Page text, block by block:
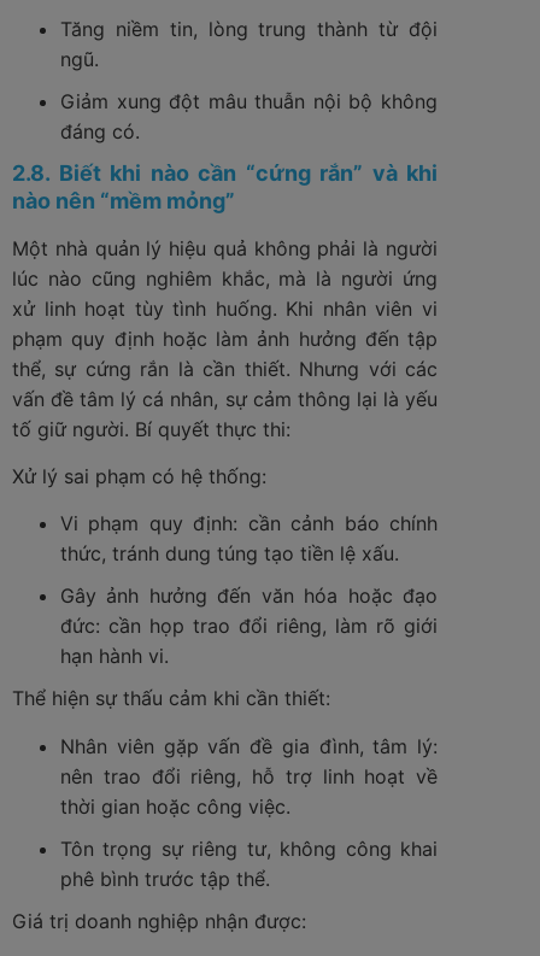
Tăng niềm tin, lòng trung thành từ đội
ngũ.
Giảm xung đột mâu thuẫn nội bộ không
đáng có.
2.8. Biết khi nào cần “cứng rắn” và khi
nào nên “mềm mỏng”
Một nhà quản lý hiệu quả không phải là người
lúc nào cũng nghiêm khắc, mà là người ứng
xử linh hoạt tùy tình huống. Khi nhân viên vi
phạm quy định hoặc làm ảnh hưởng đến tập
thể, sự cứng rắn là cần thiết. Nhưng với các
vấn đề tâm lý cá nhân, sự cảm thông lại là yếu
tố giữ người. Bí quyết thực thi:
Xử lý sai phạm có hệ thống:
Vi phạm quy định: cần cảnh báo chính
thức, tránh dung túng tạo tiền lệ xấu.
Gây ảnh hưởng đến văn hóa hoặc đạo
đức: cần họp trao đổi riêng, làm rõ giới
hạn hành vi.
Thể hiện sự thấu cảm khi cần thiết:
Nhân viên gặp vấn đề gia đình, tâm lý:
nên trao đổi riêng, hỗ trợ linh hoạt về
thời gian hoặc công việc.
Tôn trọng sự riêng tư, không công khai
phê bình trước tập thể.
Giá trị doanh nghiệp nhận được: